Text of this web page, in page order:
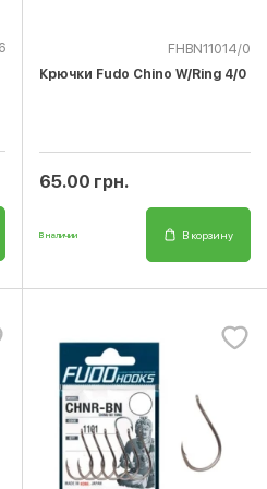
FHBN11014/0
Крючки Fudo Chino W/Ring 4/0
65.00 грн.
В наличии В корзину